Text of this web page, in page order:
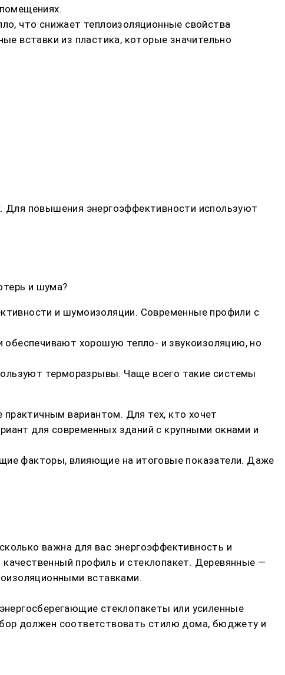
что снижает теплоизоляционные свойства
вставки из пластика, которые значительно
повышения энергоэффективности используют
и шума?
и шумоизоляции. Современные профили с
хорошую тепло- и звукоизоляцию, но
терморазрывы. Чаще всего такие системы
практичным вариантом. Для тех, кто хочет
для современных зданий с крупными окнами и
факторы, влияющие на итоговые показатели. Даже
важна для вас энергоэффективность и
профиль и стеклопакет. Деревянные —
вставками.
стеклопакеты или усиленные
должен соответствовать стилю дома, бюджету и